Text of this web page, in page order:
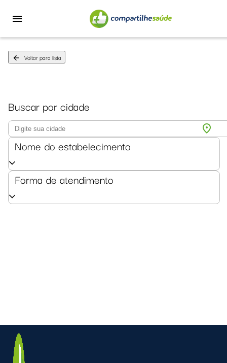
menu
arrow_back Voltar para lista
Buscar por cidade
location_on
Nome do estabelecimento
Forma de atendimento